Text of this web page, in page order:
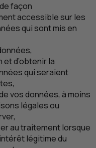
façon
accessible sur les
qui sont mis en
d’obtenir la
qui seraient
vos données, à moins
légales ou
au traitement lorsque
légitime du